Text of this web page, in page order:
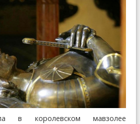
в королевском мавзолее